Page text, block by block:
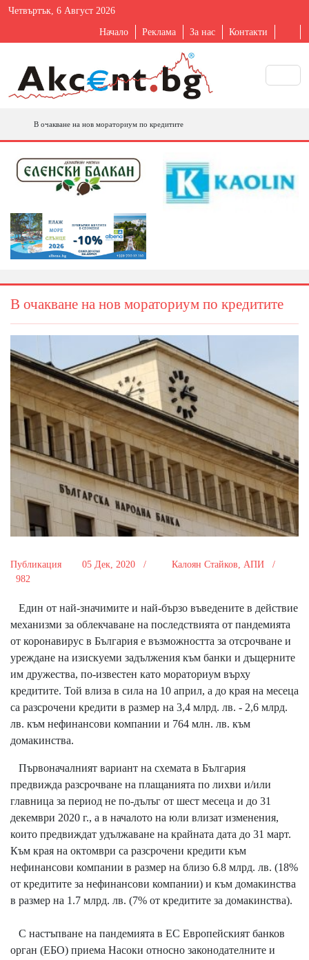
Четвъртък, 6 Август 2026
Начало Реклама За нас Контакти
В очакване на нов мораториум по кредитите
В очакване на нов мораториум по кредитите
Публикация 05 Дек, 2020 /
Калоян Стайков, АПИ /
982
Един от най-значимите и най-бързо въведените в действие
механизми за облекчаване на последствията от пандемията
от коронавирус в България е възможността за отсрочване и
уреждане на изискуеми задължения към банки и дъщерните
им дружества, по-известен като мораториум върху
кредитите. Той влиза в сила на 10 април, а до края на месеца
са разсрочени кредити в размер на 3,4 млрд. лв. - 2,6 млрд.
лв. към нефинансови компании и 764 млн. лв. към
домакинства.
Първоначалният вариант на схемата в България
предвижда разсрочване на плащанията по лихви и/или
главница за период не по-дълъг от шест месеца и до 31
декември 2020 г., а в началото на юли влизат изменения,
които предвиждат удължаване на крайната дата до 31 март.
Към края на октомври са разсрочени кредити към
нефинансови компании в размер на близо 6.8 млрд. лв. (18%
от кредитите за нефинансови компании) и към домакинства
в размер на 1.7 млрд. лв. (7% от кредитите за домакинства).
С настъпване на пандемията в ЕС Европейският банков
орган (ЕБО) приема Насоки относно законодателните и